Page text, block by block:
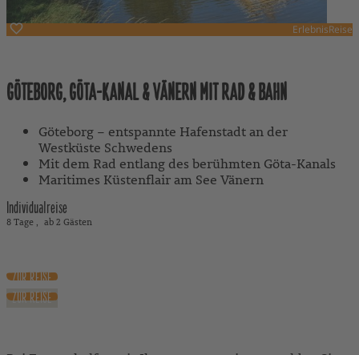
ErlebnisReise
GÖTEBORG, GÖTA-KANAL & VÄNERN MIT RAD & BAHN
Göteborg – entspannte Hafenstadt an der
Westküste Schwedens
Mit dem Rad entlang des berühmten Göta-Kanals
Maritimes Küstenflair am See Vänern
Individualreise
8 Tage ab 2 Gästen
ZUR REISE
ZUR REISE